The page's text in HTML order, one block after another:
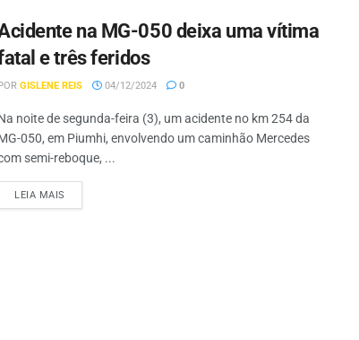
na MG-050 deixa uma vítima
e três feridos
GISLENE REIS 04/12/2024 0
noite de segunda-feira (3), um acidente no km 254 da
050, em Piumhi, envolvendo um caminhão Mercedes
semi-reboque, ...
LEIA MAIS